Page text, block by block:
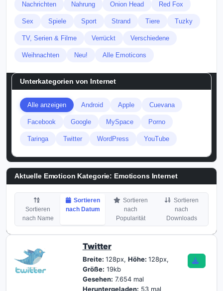
Nachrichten Nahrung Onion Head Red Fox
Sex Spiele Sport Strand Tiere Tuzky
TV, Serien & Filme Verrückt Verschiedene
Weihnachten Neu! Alle Emoticons
Unterkategorien von Internet
Alle anzeigen Android Apple Cuevana
Facebook Google MySpace Porno
Taringa Twitter WordPress YouTube
Aktuelle Emoticon Kategorie: Emoticons Internet
Sortieren
nach Name
Sortieren
nach Datum
Sortieren
nach
Popularität
Sortieren
nach
Downloads
Twitter
Breite: 128px, Höhe: 128px,
Größe: 19kb
Gesehen: 7.654 mal
Heruntergeladen: 53 mal